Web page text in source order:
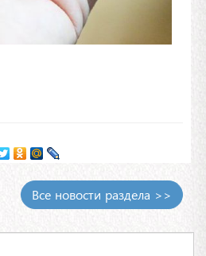
Все новости раздела >>